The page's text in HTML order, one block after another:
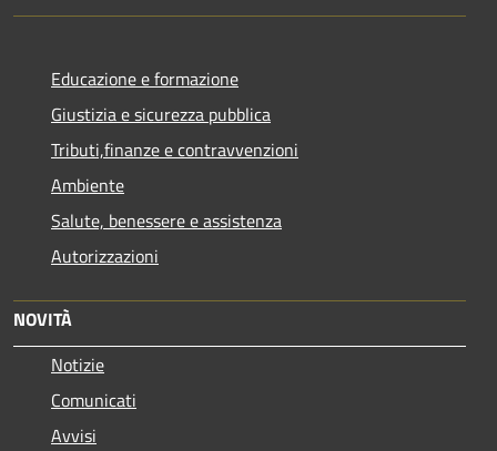
Educazione e formazione
Giustizia e sicurezza pubblica
Tributi,finanze e contravvenzioni
Ambiente
Salute, benessere e assistenza
Autorizzazioni
NOVITÀ
Notizie
Comunicati
Avvisi